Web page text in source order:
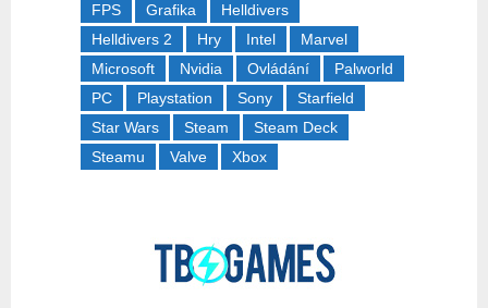
FPS
Grafika
Helldivers
Helldivers 2
Hry Intel
Marvel
Microsoft
Nvidia Ovládání
Palworld
PC
Playstation Sony
Starfield
Star Wars
Steam
Steam Deck
Steamu
Valve Xbox